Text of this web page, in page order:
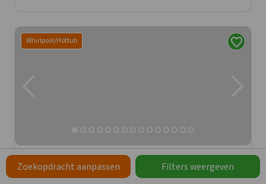
Whirlpool/Hottub
Vakantieboerderij Hardenberg
Overijssel, Hardenberg
8,8
Zoekopdracht aanpassen Filters weergeven